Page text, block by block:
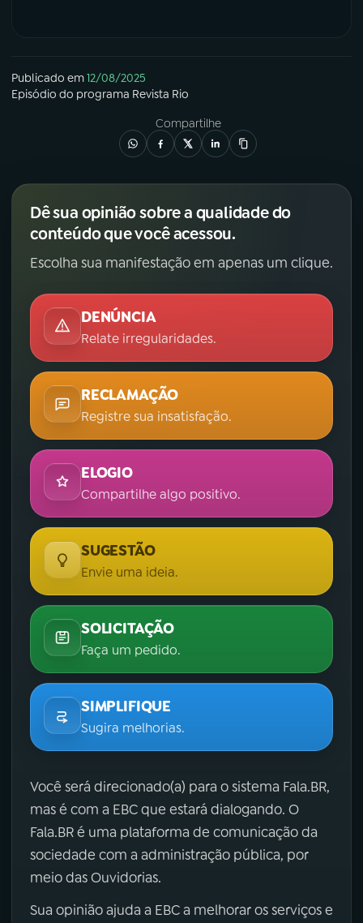
Publicado em12/08/2025
Episódio do programa Revista Rio
Compartilhe
Dê sua opinião sobre a qualidade do
conteúdo que você acessou.
Escolha sua manifestação em apenas um clique.
DENÚNCIA
Relate irregularidades.
RECLAMAÇÃO
Registre sua insatisfação.
ELOGIO
Compartilhe algo positivo.
SUGESTÃO
Envie uma ideia.
SOLICITAÇÃO
Faça um pedido.
SIMPLIFIQUE
Sugira melhorias.
Você será direcionado(a) para o sistema Fala.BR,
mas é com a EBC que estará dialogando. O
Fala.BR é uma plataforma de comunicação da
sociedade com a administração pública, por
meio das Ouvidorias.
Sua opinião ajuda a EBC a melhorar os serviços e